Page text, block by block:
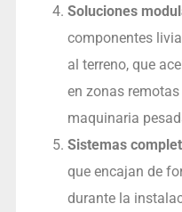
Soluciones
componentes
al terreno, que
en zonas
maquinaria
Sistemas
que encajan de
durante la